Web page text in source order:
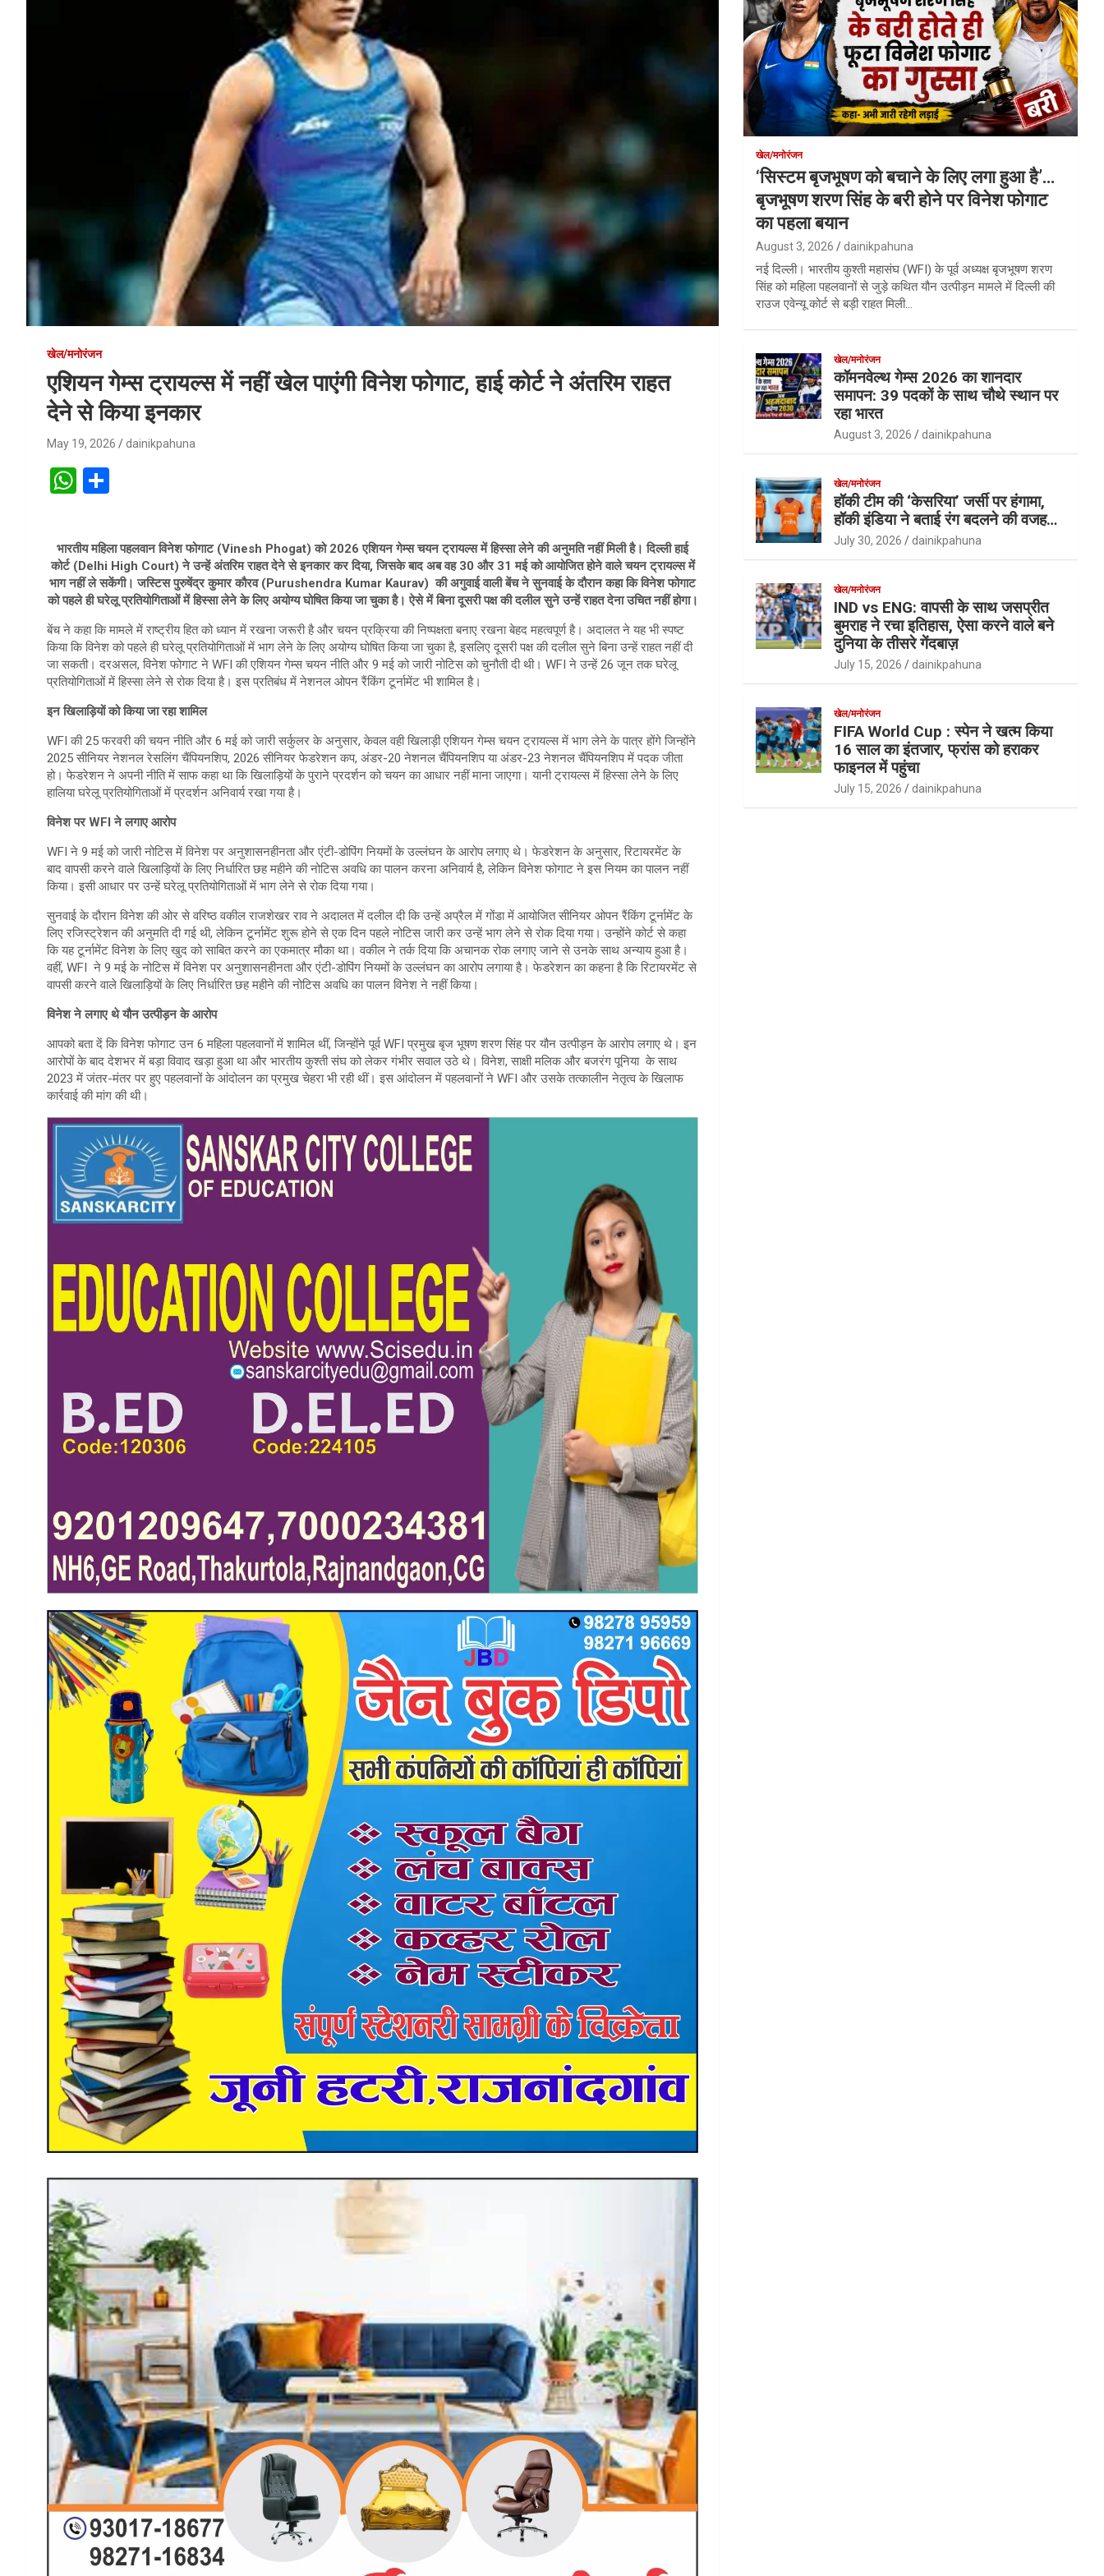
खेल/मनोरंजन
एशियन गेम्स ट्रायल्स में नहीं खेल पाएंगी विनेश फोगाट, हाई कोर्ट ने अंतरिम राहत
देने से किया इनकार
May 19, 2026 dainikpahuna
W
at
s
A
p
p
e
भारतीय महिला पहलवान विनेश फोगाट (Vinesh Phogat) को 2026 एशियन गेम्स चयन ट्रायल्स में हिस्सा लेने की अनुमति नहीं मिली है। दिल्ली हाई
कोर्ट (Delhi High Court) ने उन्हें अंतरिम राहत देने से इनकार कर दिया, जिसके बाद अब वह 30 और 31 मई को आयोजित होने वाले चयन ट्रायल्स में
भाग नहीं ले सकेंगी। जस्टिस पुरुषेंद्र कुमार कौरव (Purushendra Kumar Kaurav) की अगुवाई वाली बेंच ने सुनवाई के दौरान कहा कि विनेश फोगाट
को पहले ही घरेलू प्रतियोगिताओं में हिस्सा लेने के लिए अयोग्य घोषित किया जा चुका है। ऐसे में बिना दूसरी पक्ष की दलील सुने उन्हें राहत देना उचित नहीं होगा।
बेंच ने कहा कि मामले में राष्ट्रीय हित को ध्यान में रखना जरूरी है और चयन प्रक्रिया की निष्पक्षता बनाए रखना बेहद महत्वपूर्ण है। अदालत ने यह भी स्पष्ट
किया कि विनेश को पहले ही घरेलू प्रतियोगिताओं में भाग लेने के लिए अयोग्य घोषित किया जा चुका है, इसलिए दूसरी पक्ष की दलील सुने बिना उन्हें राहत नहीं दी
जा सकती। दरअसल, विनेश फोगाट ने WFI की एशियन गेम्स चयन नीति और 9 मई को जारी नोटिस को चुनौती दी थी। WFI ने उन्हें 26 जून तक घरेलू
प्रतियोगिताओं में हिस्सा लेने से रोक दिया है। इस प्रतिबंध में नेशनल ओपन रैंकिंग टूर्नामेंट भी शामिल है।
इन खिलाड़ियों को किया जा रहा शामिल
WFI की 25 फरवरी की चयन नीति और 6 मई को जारी सर्कुलर के अनुसार, केवल वही खिलाड़ी एशियन गेम्स चयन ट्रायल्स में भाग लेने के पात्र होंगे जिन्होंने
2025 सीनियर नेशनल रेसलिंग चैंपियनशिप, 2026 सीनियर फेडरेशन कप, अंडर-20 नेशनल चैंपियनशिप या अंडर-23 नेशनल चैंपियनशिप में पदक जीता
हो। फेडरेशन ने अपनी नीति में साफ कहा था कि खिलाड़ियों के पुराने प्रदर्शन को चयन का आधार नहीं माना जाएगा। यानी ट्रायल्स में हिस्सा लेने के लिए
हालिया घरेलू प्रतियोगिताओं में प्रदर्शन अनिवार्य रखा गया है।
विनेश पर WFI ने लगाए आरोप
WFI ने 9 मई को जारी नोटिस में विनेश पर अनुशासनहीनता और एंटी-डोपिंग नियमों के उल्लंघन के आरोप लगाए थे। फेडरेशन के अनुसार, रिटायरमेंट के
बाद वापसी करने वाले खिलाड़ियों के लिए निर्धारित छह महीने की नोटिस अवधि का पालन करना अनिवार्य है, लेकिन विनेश फोगाट ने इस नियम का पालन नहीं
किया। इसी आधार पर उन्हें घरेलू प्रतियोगिताओं में भाग लेने से रोक दिया गया।
सुनवाई के दौरान विनेश की ओर से वरिष्ठ वकील राजशेखर राव ने अदालत में दलील दी कि उन्हें अप्रैल में गोंडा में आयोजित सीनियर ओपन रैंकिंग टूर्नामेंट के
लिए रजिस्ट्रेशन की अनुमति दी गई थी, लेकिन टूर्नामेंट शुरू होने से एक दिन पहले नोटिस जारी कर उन्हें भाग लेने से रोक दिया गया। उन्होंने कोर्ट से कहा
कि यह टूर्नामेंट विनेश के लिए खुद को साबित करने का एकमात्र मौका था। वकील ने तर्क दिया कि अचानक रोक लगाए जाने से उनके साथ अन्याय हुआ है।
वहीं, WFI ने 9 मई के नोटिस में विनेश पर अनुशासनहीनता और एंटी-डोपिंग नियमों के उल्लंघन का आरोप लगाया है। फेडरेशन का कहना है कि रिटायरमेंट से
वापसी करने वाले खिलाड़ियों के लिए निर्धारित छह महीने की नोटिस अवधि का पालन विनेश ने नहीं किया।
विनेश ने लगाए थे यौन उत्पीड़न के आरोप
आपको बता दें कि विनेश फोगाट उन 6 महिला पहलवानों में शामिल थीं, जिन्होंने पूर्व WFI प्रमुख बृज भूषण शरण सिंह पर यौन उत्पीड़न के आरोप लगाए थे। इन
आरोपों के बाद देशभर में बड़ा विवाद खड़ा हुआ था और भारतीय कुश्ती संघ को लेकर गंभीर सवाल उठे थे। विनेश, साक्षी मलिक और बजरंग पूनिया के साथ
2023 में जंतर-मंतर पर हुए पहलवानों के आंदोलन का प्रमुख चेहरा भी रही थीं। इस आंदोलन में पहलवानों ने WFI और उसके तत्कालीन नेतृत्व के खिलाफ
कार्रवाई की मांग की थी।
खेल/मनोरंजन
‘सिस्टम बृजभूषण को बचाने के लिए लगा हुआ है’…
बृजभूषण शरण सिंह के बरी होने पर विनेश फोगाट
का पहला बयान
August 3, 2026 dainikpahuna
नई दिल्ली। भारतीय कुश्ती महासंघ (WFI) के पूर्व अध्यक्ष बृजभूषण शरण
सिंह को महिला पहलवानों से जुड़े कथित यौन उत्पीड़न मामले में दिल्ली की
राउज एवेन्यू कोर्ट से बड़ी राहत मिली…
खेल/मनोरंजन
कॉमनवेल्थ गेम्स 2026 का शानदार
समापन: 39 पदकों के साथ चौथे स्थान पर
रहा भारत
August 3, 2026 dainikpahuna
खेल/मनोरंजन
हॉकी टीम की ‘केसरिया’ जर्सी पर हंगामा,
हॉकी इंडिया ने बताई रंग बदलने की वजह…
July 30, 2026 dainikpahuna
खेल/मनोरंजन
IND vs ENG: वापसी के साथ जसप्रीत
बुमराह ने रचा इतिहास, ऐसा करने वाले बने
दुनिया के तीसरे गेंदबाज़
July 15, 2026 dainikpahuna
खेल/मनोरंजन
FIFA World Cup : स्पेन ने खत्म किया
16 साल का इंतजार, फ्रांस को हराकर
फाइनल में पहुंचा
July 15, 2026 dainikpahuna